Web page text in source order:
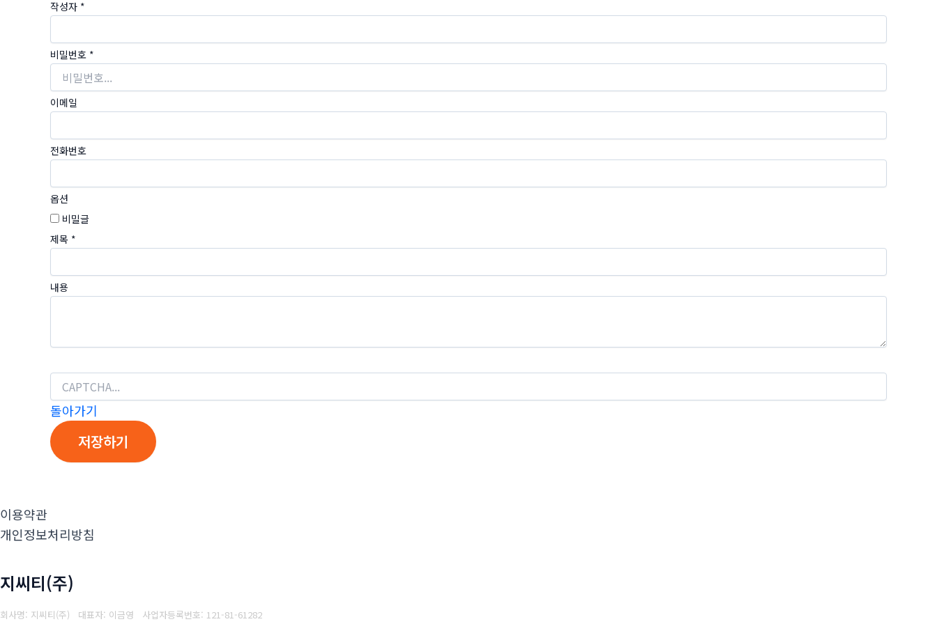
작성자 *
비밀번호 *
이메일
전화번호
옵션
비밀글
제목 *
내용
돌아가기
저장하기
이용약관
개인정보처리방침
지씨티(주)
회사명: 지씨티(주) 대표자: 이금영 사업자등록번호: 121-81-61282